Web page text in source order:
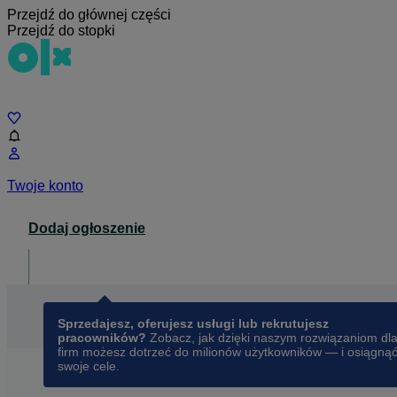
Przejdź do głównej części
Przejdź do stopki
Twoje konto
Dodaj ogłoszenie
Sprzedajesz, oferujesz usługi lub rekrutujesz
pracowników? Zobacz, jak dzięki naszym rozwiązaniom dla
firm możesz dotrzeć do milionów użytkowników — i osiągnąć
swoje cele.